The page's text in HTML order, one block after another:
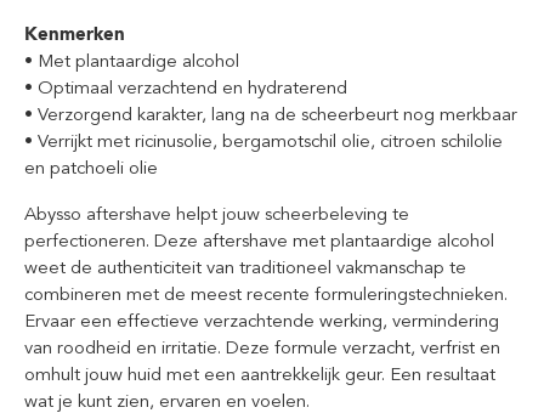
Kenmerken
• Met plantaardige alcohol
• Optimaal verzachtend en hydraterend
• Verzorgend karakter, lang na de scheerbeurt nog merkbaar
• Verrijkt met ricinusolie, bergamotschil olie, citroen schilolie
en patchoeli olie
Abysso aftershave helpt jouw scheerbeleving te
perfectioneren. Deze aftershave met plantaardige alcohol
weet de authenticiteit van traditioneel vakmanschap te
combineren met de meest recente formuleringstechnieken.
Ervaar een effectieve verzachtende werking, vermindering
van roodheid en irritatie. Deze formule verzacht, verfrist en
omhult jouw huid met een aantrekkelijk geur. Een resultaat
wat je kunt zien, ervaren en voelen.